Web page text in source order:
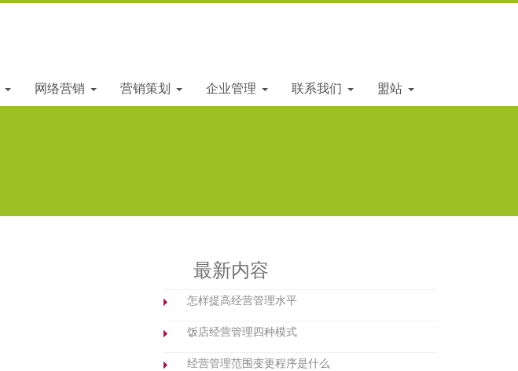
网络营销 营销策划 企业管理 联系我们 盟站
最新内容
怎样提高经营管理水平
饭店经营管理四种模式
经营管理范围变更程序是什么